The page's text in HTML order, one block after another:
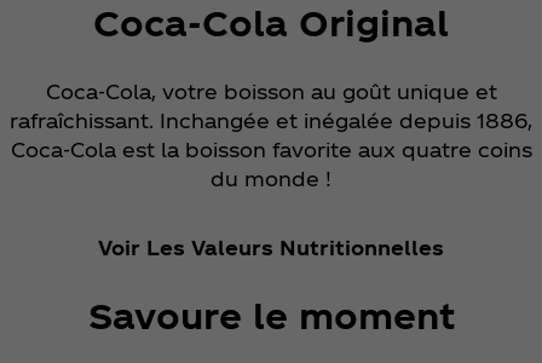
Coca‑Cola Original
Coca‑Cola, votre boisson au goût unique et
rafraîchissant. Inchangée et inégalée depuis 1886,
Coca‑Cola est la boisson favorite aux quatre coins
du monde !
Voir Les Valeurs Nutritionnelles
Savoure le moment